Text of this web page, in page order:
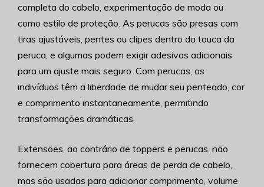
completa do cabelo, experimentação de moda ou
como estilo de proteção. As perucas são presas com
tiras ajustáveis, pentes ou clipes dentro da touca da
peruca, e algumas podem exigir adesivos adicionais
para um ajuste mais seguro. Com perucas, os
indivíduos têm a liberdade de mudar seu penteado, cor
e comprimento instantaneamente, permitindo
transformações dramáticas.
Extensões, ao contrário de toppers e perucas, não
fornecem cobertura para áreas de perda de cabelo,
mas são usadas para adicionar comprimento, volume